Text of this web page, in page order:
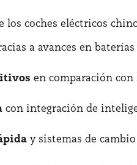
los coches eléctricos
a avances en
en comparación con
con integración de
y sistemas de